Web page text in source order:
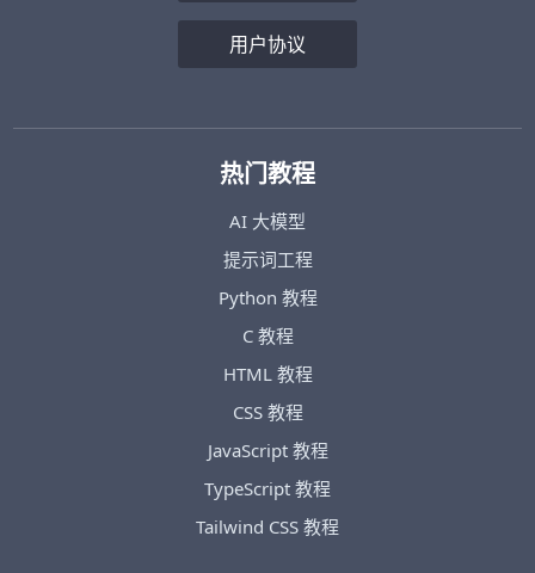
用户协议
热门教程
AI 大模型
提示词工程
Python 教程
C 教程
HTML 教程
CSS 教程
JavaScript 教程
TypeScript 教程
Tailwind CSS 教程